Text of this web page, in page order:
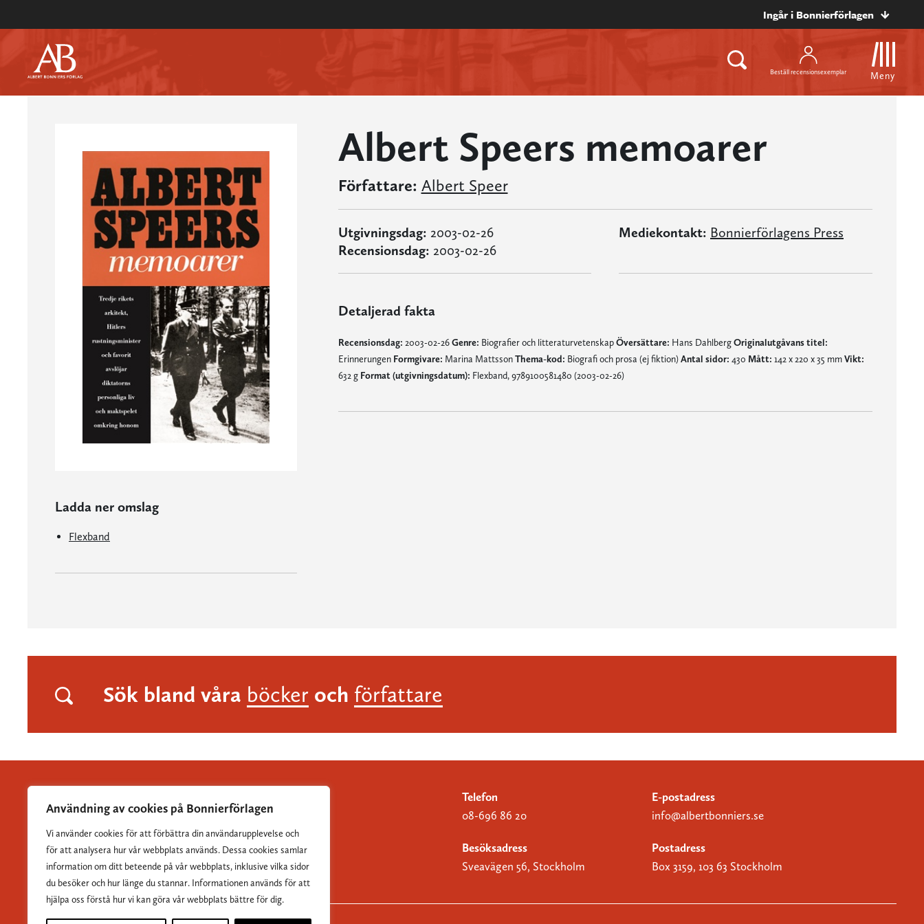
Användning av cookies på Bonnierförlagen
Vi använder cookies för att förbättra din användarupplevelse och
för att analysera hur vår webbplats används. Dessa cookies samlar
information om ditt beteende på vår webbplats, inklusive vilka sidor
du besöker och hur länge du stannar. Informationen används för att
hjälpa oss förstå hur vi kan göra vår webbplats bättre för dig.
Ingår i Bonnierförlagen
Beställ recensionsexemplar Meny
Ladda ner omslag
Flexband
Albert Speers memoarer
Författare: Albert Speer
Utgivningsdag: 2003-02-26
Recensionsdag: 2003-02-26
Mediekontakt: Bonnierförlagens Press
Detaljerad fakta
Recensionsdag: 2003-02-26Genre: Biografier och litteraturvetenskapÖversättare: Hans DahlbergOriginalutgåvans titel:
Erinnerungen Formgivare: Marina MattssonThema-kod: Biografi och prosa (ej fiktion)Antal sidor: 430 Mått: 142 x 220 x 35 mmVikt:
632 g Format (utgivningsdatum): Flexband, 9789100581480 (2003-02-26)
Sök bland våra böcker och författare
Albert Bonniers Förlag grundades 1837 och är Sveriges
största skönlitterära förlag.
Telefon
08-696 86 20
E-postadress
info@albertbonniers.se
Besöksadress
Sveavägen 56, Stockholm
Postadress
Box 3159, 103 63 Stockholm